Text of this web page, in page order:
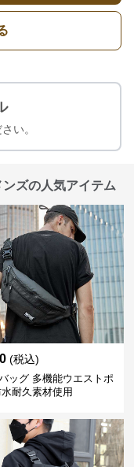
い。
ズの人気アイテム
(税込)
ッグ 多機能ウエストポ
耐久素材使用